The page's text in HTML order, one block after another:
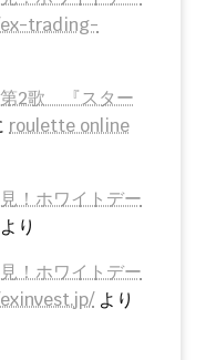
trading-
第2歌 『スター
roulette online
！ホワイトデー
より
！ホワイトデー
より